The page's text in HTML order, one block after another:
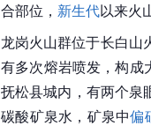
合部位， 新生代以来火
龙岗火山群位于长白山
有多次熔岩喷发，构成
抚松县城内，有两个泉
碳酸矿泉水，矿泉中偏